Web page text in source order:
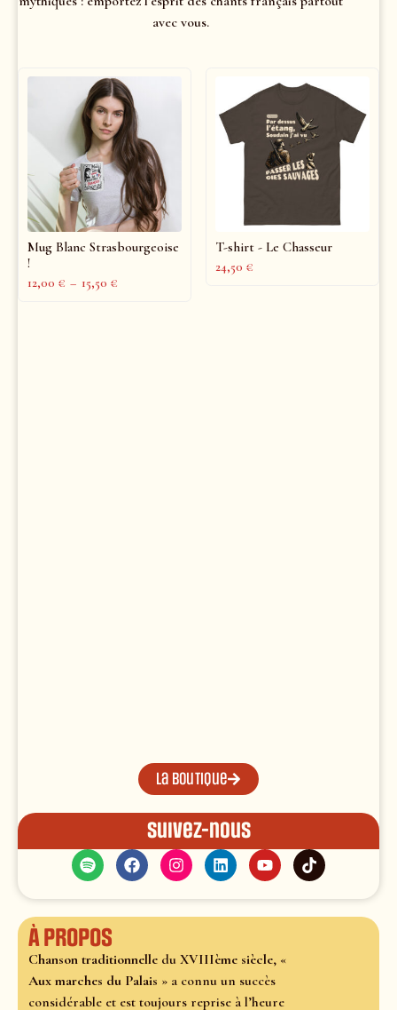
avec vous.
Mug Blanc Strasbourgeoise
!
12,00 € – 15,50 €
T-shirt - Le Chasseur
24,50 €
La boutique
Suivez-nous
À propos
Chanson traditionnelle du XVIIIème siècle, «
Aux marches du Palais » a connu un succès
considérable et est toujours reprise à l’heure